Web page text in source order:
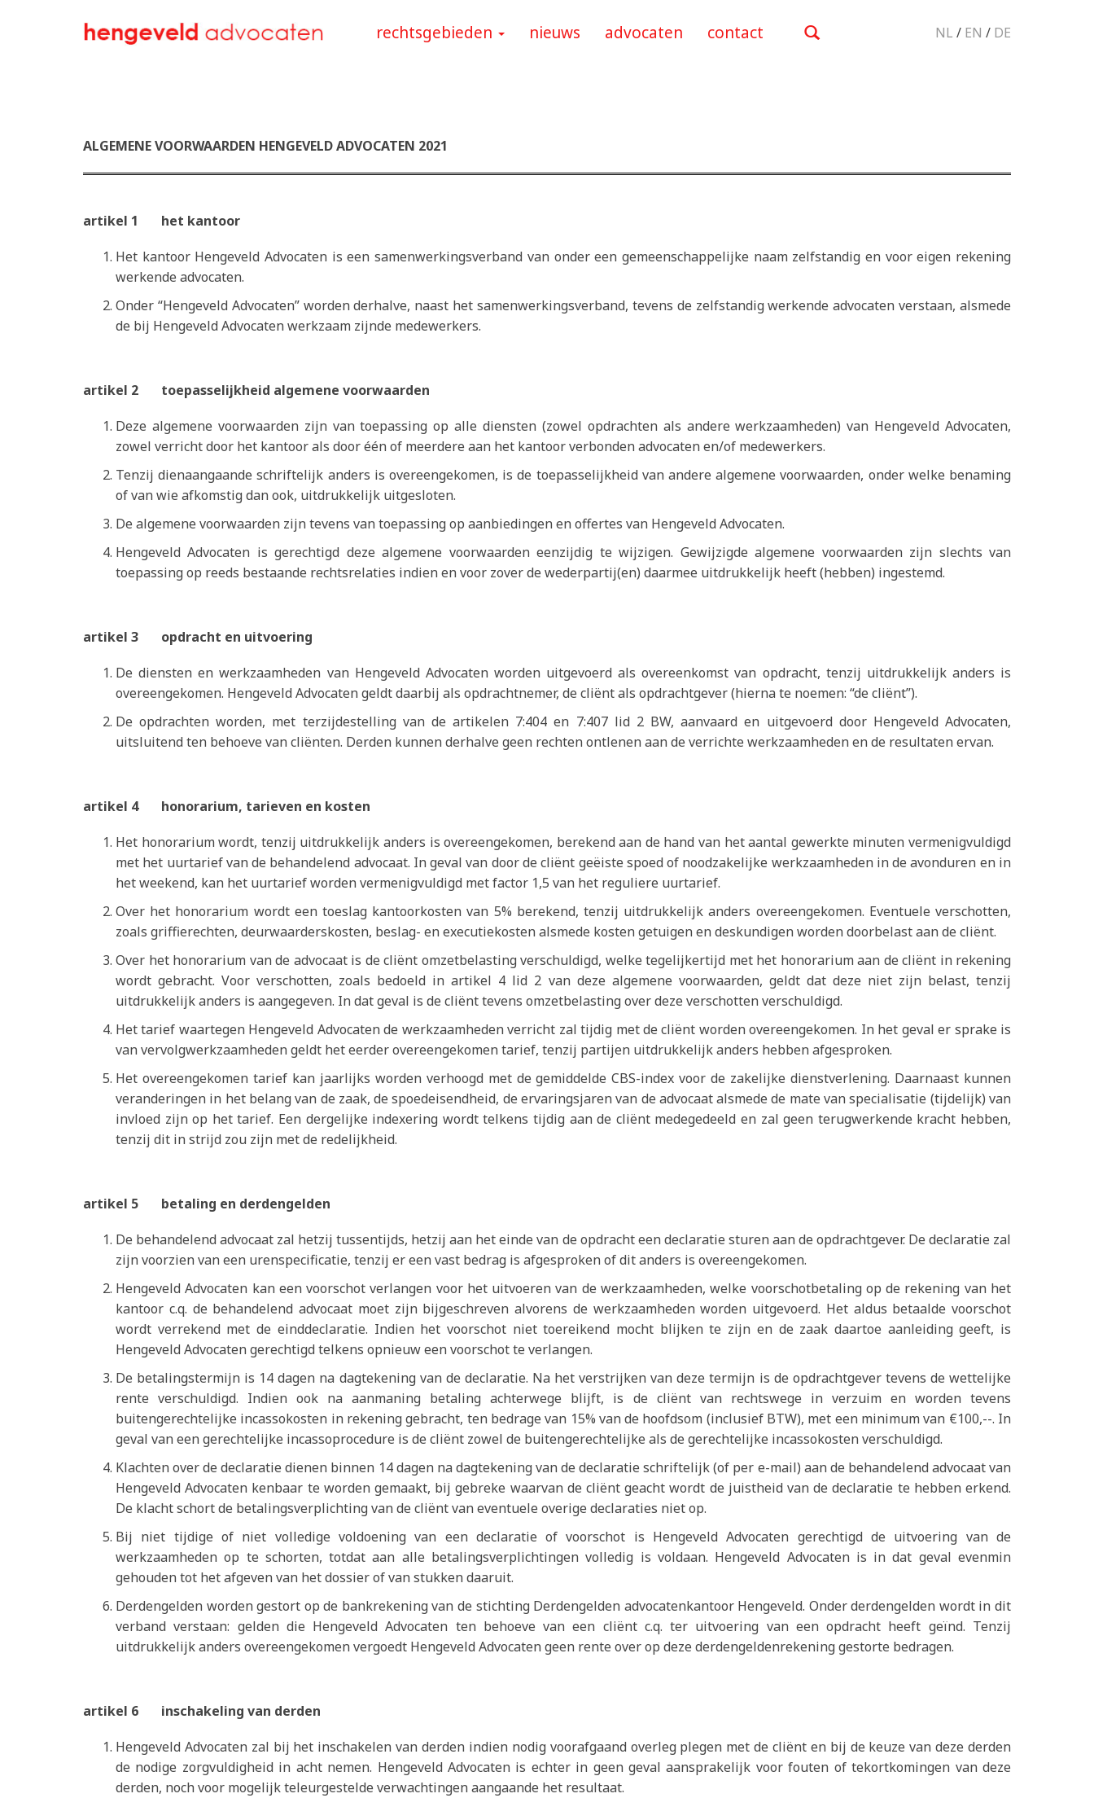
NL / EN / DE
rechtsgebieden nieuws advocaten contact
ALGEMENE VOORWAARDEN HENGEVELD ADVOCATEN 2021
artikel 1 het kantoor
Het kantoor Hengeveld Advocaten is een samenwerkingsverband van onder een gemeenschappelijke naam zelfstandig en voor eigen rekening
werkende advocaten.
Onder “Hengeveld Advocaten” worden derhalve, naast het samenwerkingsverband, tevens de zelfstandig werkende advocaten verstaan, alsmede
de bij Hengeveld Advocaten werkzaam zijnde medewerkers.
artikel 2 toepasselijkheid algemene voorwaarden
Deze algemene voorwaarden zijn van toepassing op alle diensten (zowel opdrachten als andere werkzaamheden) van Hengeveld Advocaten,
zowel verricht door het kantoor als door één of meerdere aan het kantoor verbonden advocaten en/of medewerkers.
Tenzij dienaangaande schriftelijk anders is overeengekomen, is de toepasselijkheid van andere algemene voorwaarden, onder welke benaming
of van wie afkomstig dan ook, uitdrukkelijk uitgesloten.
De algemene voorwaarden zijn tevens van toepassing op aanbiedingen en offertes van Hengeveld Advocaten.
Hengeveld Advocaten is gerechtigd deze algemene voorwaarden eenzijdig te wijzigen. Gewijzigde algemene voorwaarden zijn slechts van
toepassing op reeds bestaande rechtsrelaties indien en voor zover de wederpartij(en) daarmee uitdrukkelijk heeft (hebben) ingestemd.
artikel 3 opdracht en uitvoering
De diensten en werkzaamheden van Hengeveld Advocaten worden uitgevoerd als overeenkomst van opdracht, tenzij uitdrukkelijk anders is
overeengekomen. Hengeveld Advocaten geldt daarbij als opdrachtnemer, de cliënt als opdrachtgever (hierna te noemen: “de cliënt”).
De opdrachten worden, met terzijdestelling van de artikelen 7:404 en 7:407 lid 2 BW, aanvaard en uitgevoerd door Hengeveld Advocaten,
uitsluitend ten behoeve van cliënten. Derden kunnen derhalve geen rechten ontlenen aan de verrichte werkzaamheden en de resultaten ervan.
artikel 4 honorarium, tarieven en kosten
Het honorarium wordt, tenzij uitdrukkelijk anders is overeengekomen, berekend aan de hand van het aantal gewerkte minuten vermenigvuldigd
met het uurtarief van de behandelend advocaat. In geval van door de cliënt geëiste spoed of noodzakelijke werkzaamheden in de avonduren en in
het weekend, kan het uurtarief worden vermenigvuldigd met factor 1,5 van het reguliere uurtarief.
Over het honorarium wordt een toeslag kantoorkosten van 5% berekend, tenzij uitdrukkelijk anders overeengekomen. Eventuele verschotten,
zoals griffierechten, deurwaarderskosten, beslag- en executiekosten alsmede kosten getuigen en deskundigen worden doorbelast aan de cliënt.
Over het honorarium van de advocaat is de cliënt omzetbelasting verschuldigd, welke tegelijkertijd met het honorarium aan de cliënt in rekening
wordt gebracht. Voor verschotten, zoals bedoeld in artikel 4 lid 2 van deze algemene voorwaarden, geldt dat deze niet zijn belast, tenzij
uitdrukkelijk anders is aangegeven. In dat geval is de cliënt tevens omzetbelasting over deze verschotten verschuldigd.
Het tarief waartegen Hengeveld Advocaten de werkzaamheden verricht zal tijdig met de cliënt worden overeengekomen. In het geval er sprake is
van vervolgwerkzaamheden geldt het eerder overeengekomen tarief, tenzij partijen uitdrukkelijk anders hebben afgesproken.
Het overeengekomen tarief kan jaarlijks worden verhoogd met de gemiddelde CBS-index voor de zakelijke dienstverlening. Daarnaast kunnen
veranderingen in het belang van de zaak, de spoedeisendheid, de ervaringsjaren van de advocaat alsmede de mate van specialisatie (tijdelijk) van
invloed zijn op het tarief. Een dergelijke indexering wordt telkens tijdig aan de cliënt medegedeeld en zal geen terugwerkende kracht hebben,
tenzij dit in strijd zou zijn met de redelijkheid.
artikel 5 betaling en derdengelden
De behandelend advocaat zal hetzij tussentijds, hetzij aan het einde van de opdracht een declaratie sturen aan de opdrachtgever. De declaratie zal
zijn voorzien van een urenspecificatie, tenzij er een vast bedrag is afgesproken of dit anders is overeengekomen.
Hengeveld Advocaten kan een voorschot verlangen voor het uitvoeren van de werkzaamheden, welke voorschotbetaling op de rekening van het
kantoor c.q. de behandelend advocaat moet zijn bijgeschreven alvorens de werkzaamheden worden uitgevoerd. Het aldus betaalde voorschot
wordt verrekend met de einddeclaratie. Indien het voorschot niet toereikend mocht blijken te zijn en de zaak daartoe aanleiding geeft, is
Hengeveld Advocaten gerechtigd telkens opnieuw een voorschot te verlangen.
De betalingstermijn is 14 dagen na dagtekening van de declaratie. Na het verstrijken van deze termijn is de opdrachtgever tevens de wettelijke
rente verschuldigd. Indien ook na aanmaning betaling achterwege blijft, is de cliënt van rechtswege in verzuim en worden tevens
buitengerechtelijke incassokosten in rekening gebracht, ten bedrage van 15% van de hoofdsom (inclusief BTW), met een minimum van €100,--. In
geval van een gerechtelijke incassoprocedure is de cliënt zowel de buitengerechtelijke als de gerechtelijke incassokosten verschuldigd.
Klachten over de declaratie dienen binnen 14 dagen na dagtekening van de declaratie schriftelijk (of per e-mail) aan de behandelend advocaat van
Hengeveld Advocaten kenbaar te worden gemaakt, bij gebreke waarvan de cliënt geacht wordt de juistheid van de declaratie te hebben erkend.
De klacht schort de betalingsverplichting van de cliënt van eventuele overige declaraties niet op.
Bij niet tijdige of niet volledige voldoening van een declaratie of voorschot is Hengeveld Advocaten gerechtigd de uitvoering van de
werkzaamheden op te schorten, totdat aan alle betalingsverplichtingen volledig is voldaan. Hengeveld Advocaten is in dat geval evenmin
gehouden tot het afgeven van het dossier of van stukken daaruit.
Derdengelden worden gestort op de bankrekening van de stichting Derdengelden advocatenkantoor Hengeveld. Onder derdengelden wordt in dit
verband verstaan: gelden die Hengeveld Advocaten ten behoeve van een cliënt c.q. ter uitvoering van een opdracht heeft geïnd. Tenzij
uitdrukkelijk anders overeengekomen vergoedt Hengeveld Advocaten geen rente over op deze derdengeldenrekening gestorte bedragen.
artikel 6 inschakeling van derden
Hengeveld Advocaten zal bij het inschakelen van derden indien nodig voorafgaand overleg plegen met de cliënt en bij de keuze van deze derden
de nodige zorgvuldigheid in acht nemen. Hengeveld Advocaten is echter in geen geval aansprakelijk voor fouten of tekortkomingen van deze
derden, noch voor mogelijk teleurgestelde verwachtingen aangaande het resultaat.